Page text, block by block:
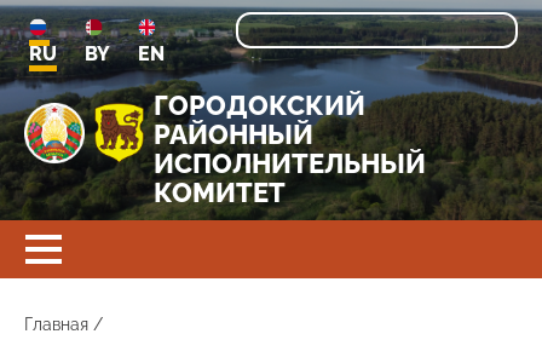
RU BY EN
ГОРОДОКСКИЙ
РАЙОННЫЙ
ИСПОЛНИТЕЛЬНЫЙ
КОМИТЕТ
Главная /